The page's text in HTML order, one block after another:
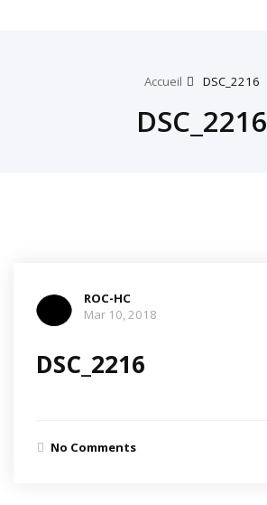
Accueil DSC_2216
DSC_2216
ROC-HC
Mar 10, 2018
DSC_2216
No Comments